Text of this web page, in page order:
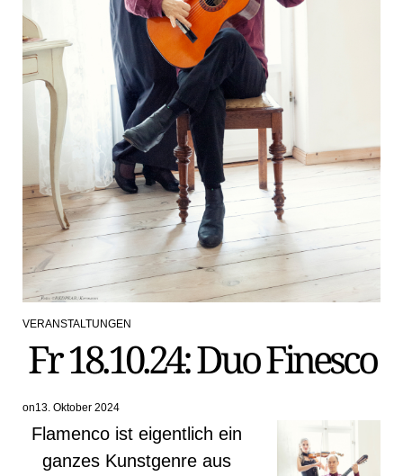
POSTED
IN
VERANSTALTUNGEN
Fr 18.10.24: Duo Finesco
on13. Oktober 2024
Flamenco ist eigentlich ein
ganzes Kunstgenre aus